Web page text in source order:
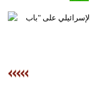
سياحة
ديكور